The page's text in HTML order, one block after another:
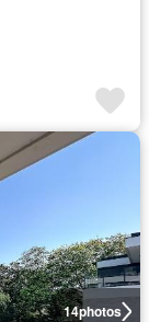
14photos